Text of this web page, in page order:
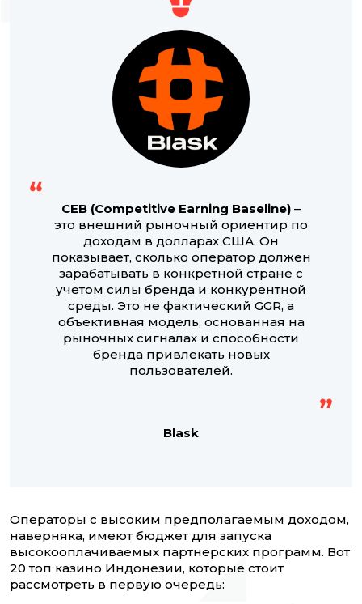
CEB (Competitive Earning Baseline) –
это внешний рыночный ориентир по
доходам в долларах США. Он
показывает, сколько оператор должен
зарабатывать в конкретной стране с
учетом силы бренда и конкурентной
среды. Это не фактический GGR, а
объективная модель, основанная на
рыночных сигналах и способности
бренда привлекать новых
пользователей.
Blask
Операторы с высоким предполагаемым доходом,
наверняка, имеют бюджет для запуска
высокооплачиваемых партнерских программ. Вот
20 топ казино Индонезии, которые стоит
рассмотреть в первую очередь: